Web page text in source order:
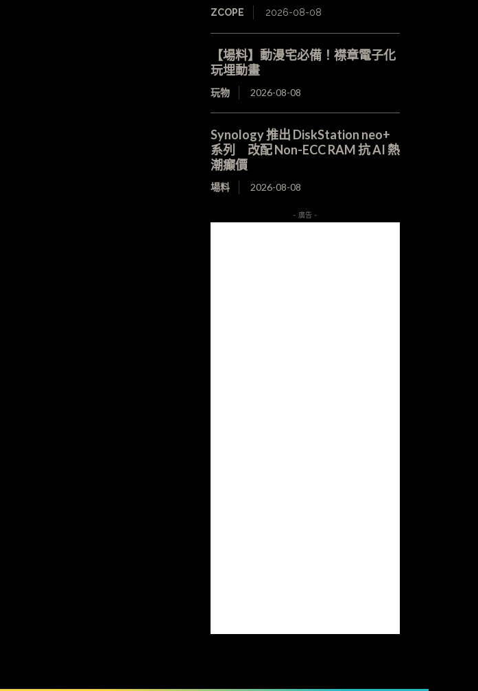
ZCOPE 2026-08-08
【場料】動漫宅必備！襟章電子化
玩埋動畫
玩物 2026-08-08
Synology 推出 DiskStation neo+
系列 改配 Non-ECC RAM 抗 AI 熱
潮癲價
場料 2026-08-08
- 廣告 -